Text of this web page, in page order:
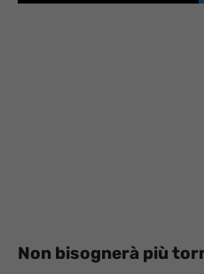
Non bisognerà più